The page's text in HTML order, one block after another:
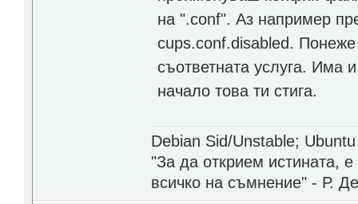
на ".conf". Аз например
cups.conf.disabled.
съответната услуга. Има
начало това ти стига.
Debian Sid/Unstable;
"За да открием истината,
всичко на съмнение" - Р.